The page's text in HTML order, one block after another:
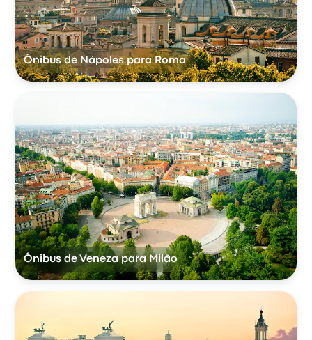
Ônibus de Nápoles para Roma
Ônibus de Veneza para Milão